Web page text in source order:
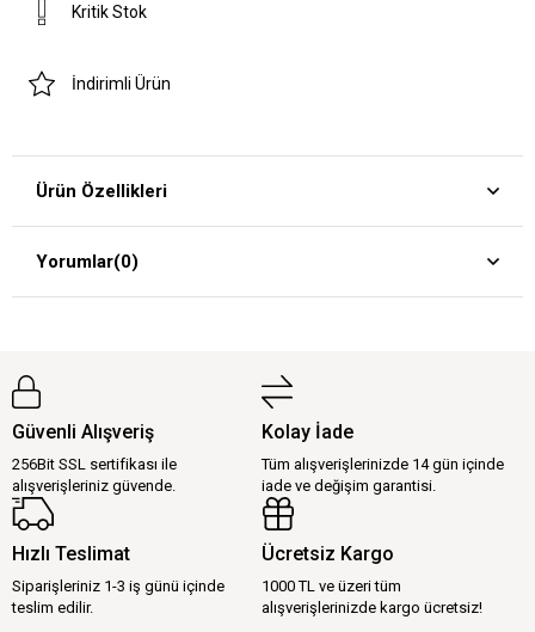
Kritik Stok
İndirimli Ürün
Ürün Özellikleri
Yorumlar(0)
Güvenli Alışveriş
256Bit SSL sertifikası ile
alışverişleriniz güvende.
Kolay İade
Tüm alışverişlerinizde 14 gün içinde
iade ve değişim garantisi.
Hızlı Teslimat
Siparişleriniz 1-3 iş günü içinde
teslim edilir.
Ücretsiz Kargo
1000 TL ve üzeri tüm
alışverişlerinizde kargo ücretsiz!